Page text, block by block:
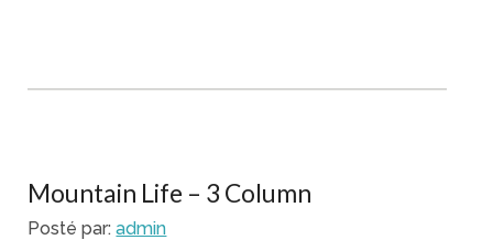
Mountain Life – 3 Column
Posté par: admin